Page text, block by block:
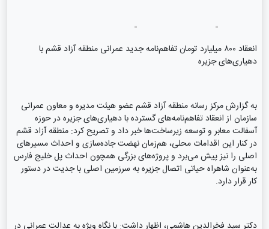
انعقاد ۸۰۰ میلیارد تومان تفاهم‌نامه جدید عمرانی منطقه آزاد قشم با
دهیاری‌های جزیره
به گزارش مرکز رسانه منطقه آزاد قشم عضو هیئت مدیره و معاون عمرانی
سازمان از انعقاد تفاهم‌نامه‌های گسترده با دهیاری‌های جزیره در حوزه
آسفالت معابر و توسعه زیرساخت‌ها خبر داد و تصریح کرد: منطقه آزاد قشم
در کنار این اقدامات محلی، هم‌زمان نهضت جاده‌سازی و احداث مسیرهای
اصلی را نیز پیش می‌برد و پروژه‌های بزرگی همچون احداث پل خلیج فارس
به‌عنوان شاهراه حیاتی اتصال جزیره به سرزمین اصلی با جدیت در دستور
کار قرار دارد.